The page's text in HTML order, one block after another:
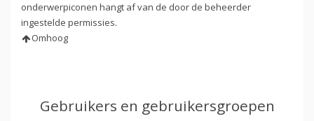
onderwerpiconen hangt af van de door de beheerder
ingestelde permissies.
Omhoog
Gebruikers en gebruikersgroepen